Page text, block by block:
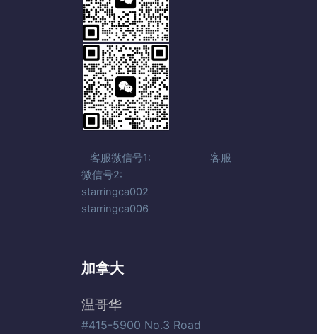
客服微信号1: 客服
微信号2:
starringca002
starringca006
加拿大
温哥华
#415-5900 No.3 Road